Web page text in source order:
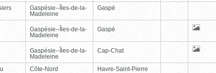
Gaspésie--Îles-de-la-
Madeleine
Gaspé
Gaspésie--Îles-de-la-
Madeleine
Gaspé
Gaspésie--Îles-de-la-
Madeleine
Cap-Chat
Côte-Nord Havre-Saint-Pierre